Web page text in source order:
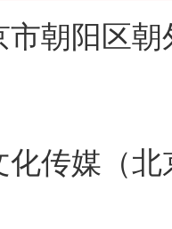
朝阳区
化传媒（